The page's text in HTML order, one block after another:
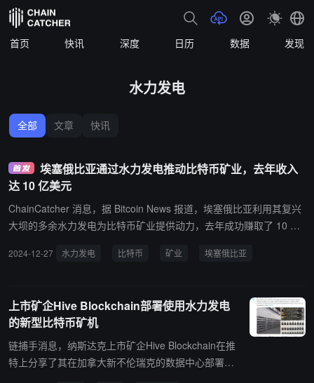
首页 快讯 深度 日历 数据 发现
水力发电
全部 文章 快讯
埃塞俄比亚通过水力发电推动比特币矿业，去年收入
达 10 亿美元
ChainCatcher 消息，据 Bitcoin News 报道，埃塞俄比亚利用其复兴
大坝的多余水力发电为比特币矿业提供动力，去年成功赚取了 10 亿
他们从该国低廉的能源成本中受益。
2024-12-27 水力发电 比特币 矿业 埃塞俄比亚
上市矿企Hive Blockchain部署使用水力发电
的新型比特币矿机
链捕手消息，纳斯达克上市矿企Hive Blockchain在推
特上分享了其在加拿大新不伦瑞克的数据中心部署的